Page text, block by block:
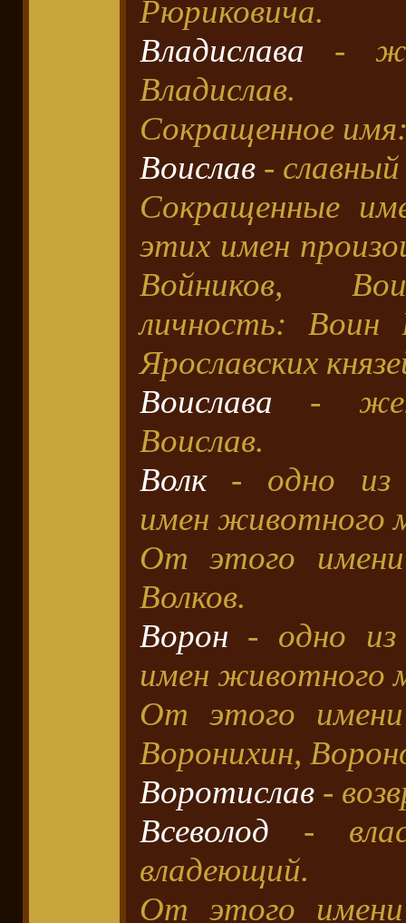
Рюриковича.
Владислава -
Владислав.
Сокращенное
Воислав- славный
Сокращенные
этих имен
Войников,
личность: Воин
Ярославских
Воислава -
Воислав.
Волк- одно из
имен животного
От этого
Волков.
Ворон - одно из
имен животного
От этого
Воронихин,
Воротислав-
Всеволод -
владеющий.
От этого